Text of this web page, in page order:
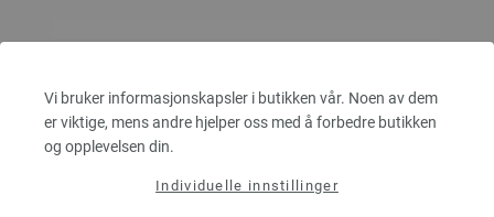
Vi bruker informasjonskapsler i butikken vår. Noen av dem
er viktige, mens andre hjelper oss med å forbedre butikken
og opplevelsen din.
Individuelle innstillinger